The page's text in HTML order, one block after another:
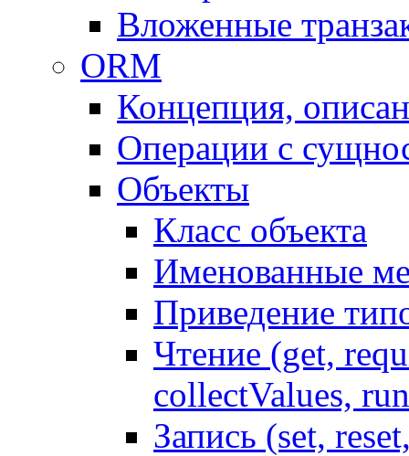
Вложенные
ORM
Концепция,
Операции с
Объекты
Класс объекта
Именованные
Приведение
Чтение (get,
collectValues,
Запись (set,